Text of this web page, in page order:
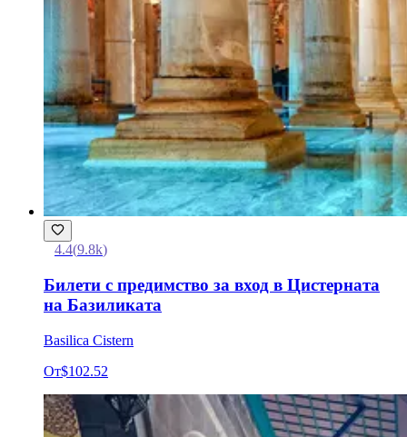
4.4(9.8k)
Билети с предимство за вход в Цистерната
на Базиликата
Basilica Cistern
От$102.52